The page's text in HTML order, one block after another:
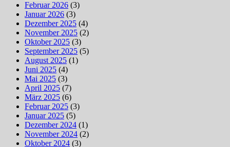
Februar 2026 (3)
Januar 2026 (3)
Dezember 2025 (4)
November 2025 (2)
Oktober 2025 (3)
September 2025 (5)
August 2025 (1)
Juni 2025 (4)
Mai 2025 (3)
April 2025 (7)
März 2025 (6)
Februar 2025 (3)
Januar 2025 (5)
Dezember 2024 (1)
November 2024 (2)
Oktober 2024 (3)